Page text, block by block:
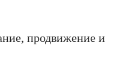
продвижение и